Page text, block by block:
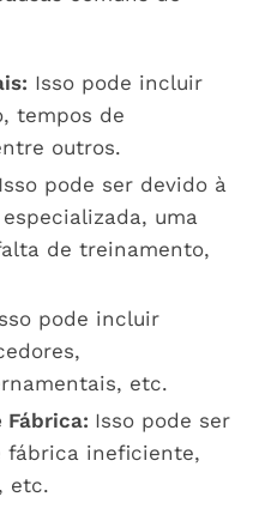
Isso pode incluir
tempos de
outros.
Isso pode ser devido à
uma
de treinamento,
pode incluir
etc.
Fábrica: Isso pode ser
fábrica ineficiente,
etc.